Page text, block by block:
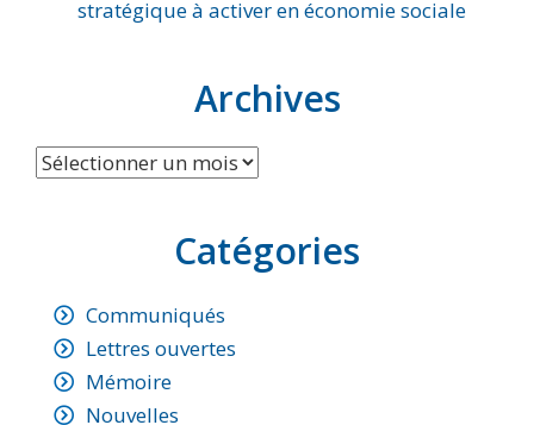
stratégique à activer en économie sociale
Archives
Archives
Catégories
Communiqués
Lettres ouvertes
Mémoire
Nouvelles